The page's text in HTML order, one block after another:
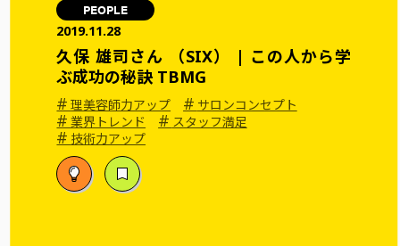
PEOPLE
2019.11.28
久保 雄司さん （SIX） | この人から学
ぶ成功の秘訣 TBMG
#理美容師力アップ # サロンコンセプト
#業界トレンド # スタッフ満足
# 技術力アップ